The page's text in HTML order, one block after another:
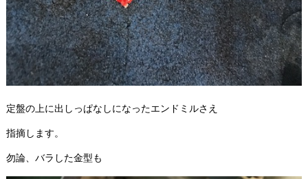
定盤の上に出しっぱなしになったエンドミルさえ
指摘します。
勿論、バラした金型も